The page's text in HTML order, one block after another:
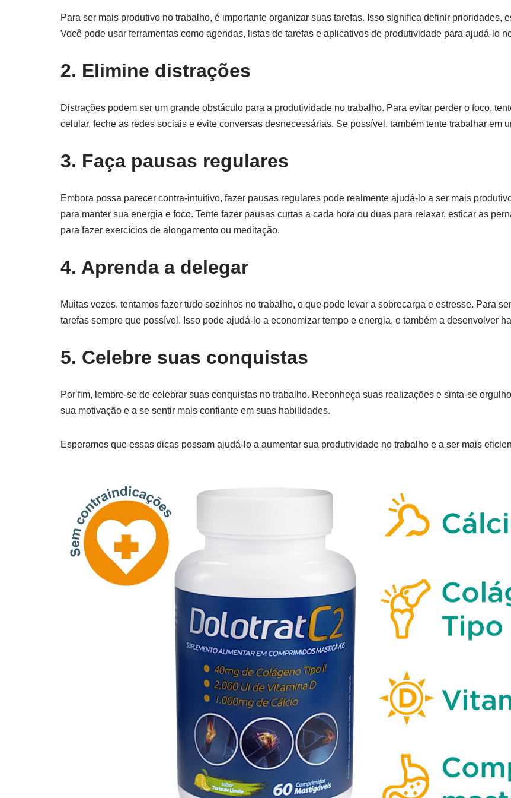
Para ser mais produtivo no trabalho, é importante organizar suas tarefas. Isso significa definir prioridades,
Você pode usar ferramentas como agendas, listas de tarefas e aplicativos de produtividade para ajudá-lo
2. Elimine distrações
Distrações podem ser um grande obstáculo para a produtividade no trabalho. Para evitar perder o foco,
celular, feche as redes sociais e evite conversas desnecessárias. Se possível, também tente trabalhar em
3. Faça pausas regulares
Embora possa parecer contra-intuitivo, fazer pausas regulares pode realmente ajudá-lo a ser mais
para manter sua energia e foco. Tente fazer pausas curtas a cada hora ou duas para relaxar, esticar as
para fazer exercícios de alongamento ou meditação.
4. Aprenda a delegar
Muitas vezes, tentamos fazer tudo sozinhos no trabalho, o que pode levar a sobrecarga e estresse. Para
tarefas sempre que possível. Isso pode ajudá-lo a economizar tempo e energia, e também a desenvolver
5. Celebre suas conquistas
Por fim, lembre-se de celebrar suas conquistas no trabalho. Reconheça suas realizações e sinta-se
sua motivação e a se sentir mais confiante em suas habilidades.
Esperamos que essas dicas possam ajudá-lo a aumentar sua produtividade no trabalho e a ser mais